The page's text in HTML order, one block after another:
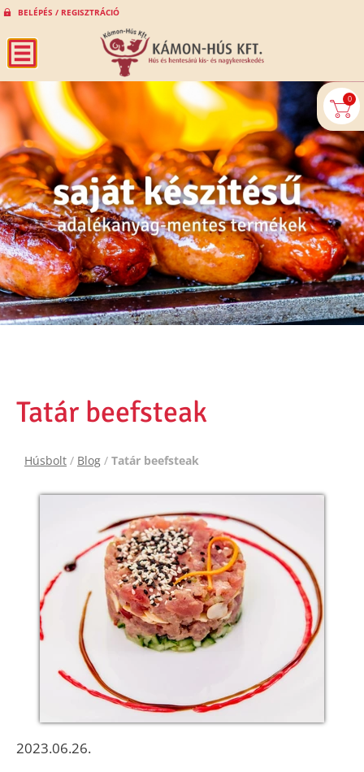
BELÉPÉS / REGISZTRÁCIÓ
0
Tatár beefsteak
Húsbolt / Blog / Tatár beefsteak
2023.06.26.